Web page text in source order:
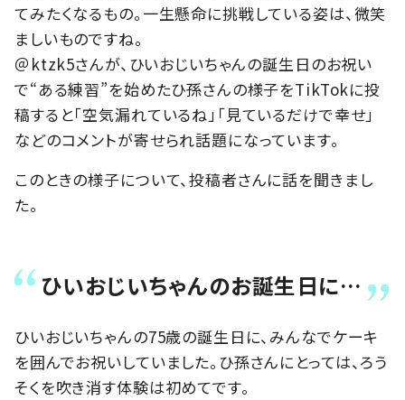
てみたくなるもの。一生懸命に挑戦している姿は、微笑
ましいものですね。
＠ktzk5さんが、ひいおじいちゃんの誕生日のお祝い
で“ある練習”を始めたひ孫さんの様子をTikTokに投
稿すると「空気漏れているね」「見ているだけで幸せ」
などのコメントが寄せられ話題になっています。
このときの様子について、投稿者さんに話を聞きまし
た。
ひいおじいちゃんのお誕生日に…
ひいおじいちゃんの75歳の誕生日に、みんなでケーキ
を囲んでお祝いしていました。ひ孫さんにとっては、ろう
そくを吹き消す体験は初めてです。